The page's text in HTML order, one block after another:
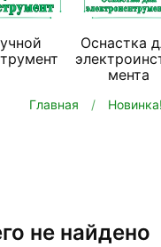
Оснастка
мента
Главная Новинка!
не найдено